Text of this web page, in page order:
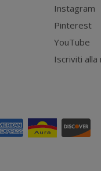
Instagram
Pinterest
YouTube
Iscriviti